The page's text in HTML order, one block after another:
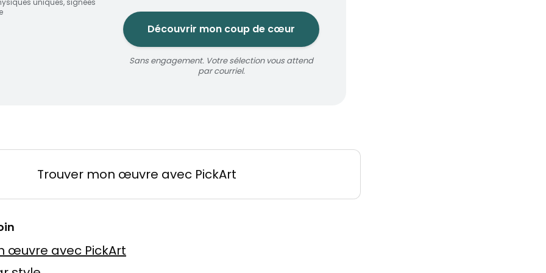
uniques, signées
Découvrir mon coup de cœur
Sans engagement. Votre sélection vous attend
par courriel.
Trouver mon œuvre avec PickArt
œuvre avec PickArt